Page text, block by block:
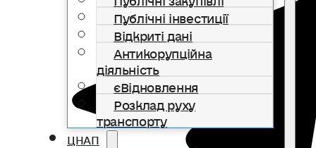
Публічні інвестиції
Відкриті дані
Антикорупційна
діяльність
єВідновлення
Розклад руху
транспорту
ЦНАП